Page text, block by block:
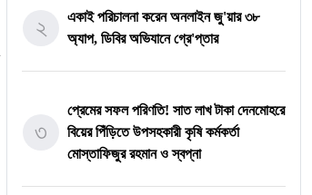
২
একাই পরিচালনা করেন অনলাইন জু'য়ার ৩৮
অ্যাপ, ডিবির অভিযানে গ্রে'প্তার
৩
প্রেমের সফল পরিণতি! সাত লাখ টাকা দেনমোহরে
বিয়ের পিঁড়িতে উপসহকারী কৃষি কর্মকর্তা
মোস্তাফিজুর রহমান ও স্বপ্না